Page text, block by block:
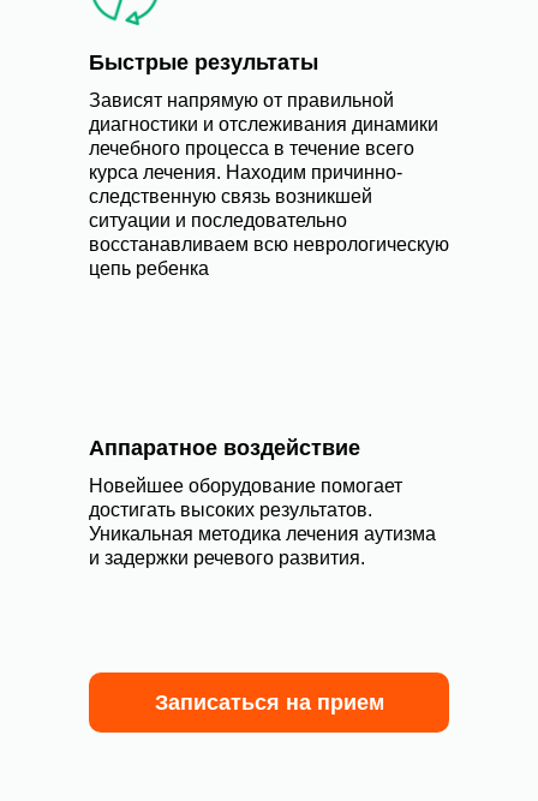
Зависят напрямую от правильной
диагностики и отслеживания динамики
лечебного процесса в течение всего
курса лечения. Находим причинно-
следственную связь возникшей
ситуации и последовательно
восстанавливаем всю неврологическую
цепь ребенка
Быстрые результаты
Аппаратное воздействие
Новейшее оборудование помогает
достигать высоких результатов.
Уникальная методика лечения аутизма
и задержки речевого развития.
Записаться на прием